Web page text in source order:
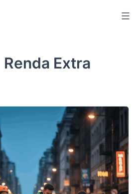
Renda Extra